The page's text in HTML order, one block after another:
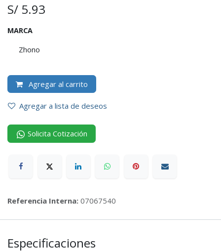
S/ 5.93
MARCA
Zhono
Agregar al carrito
Agregar a lista de deseos
Solicita Cotización
Referencia Interna: 07067540
Especificaciones